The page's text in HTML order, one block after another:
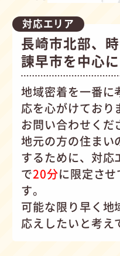
対応エリア
長崎市北部、
諫早市を中心に
地域密着を一番に
応を心がけており
お問い合わせくだ
地元の方の住まい
するために、対応
で20分に限定さ
す。
可能な限り早く地
応えしたいと考え